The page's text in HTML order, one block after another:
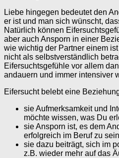
Liebe hingegen bedeutet den
er ist und man sich wünscht,
Natürlich können
aber auch Ansporn in einer
wie wichtig der Partner einem
nicht als selbstverständlich
Eifersuchtsgefühle vor allem
andauern und immer intensiver
Eifersucht belebt eine
sie Aufmerksamkeit und
möchte wissen, was Du
sie Ansporn ist, es dem
erfolgreich im Beruf zu sein
sie dazu beiträgt, sich im
z.B. wieder mehr auf das